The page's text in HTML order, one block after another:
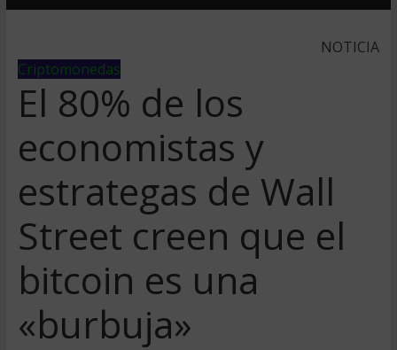
NOTICIA
Criptomonedas
El 80% de los
economistas y
estrategas de Wall
Street creen que el
bitcoin es una
«burbuja»